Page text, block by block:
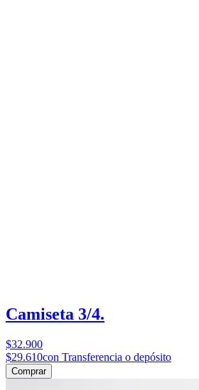
Camiseta 3/4.
$32.900
$29.610con Transferencia o depósito
Comprar